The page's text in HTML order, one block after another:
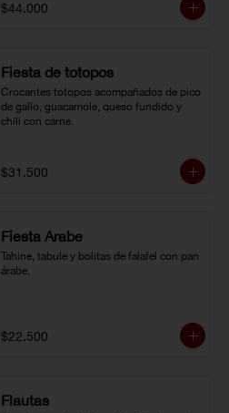
$44.000
Fiesta de totopos
Crocantes totopos acompañados de pico
de gallo, guacamole, queso fundido y
chili con carne.
$31.500
Fiesta Árabe
Tahine, tabule y bolitas de falafel con pan
árabe.
$22.500
Flautas